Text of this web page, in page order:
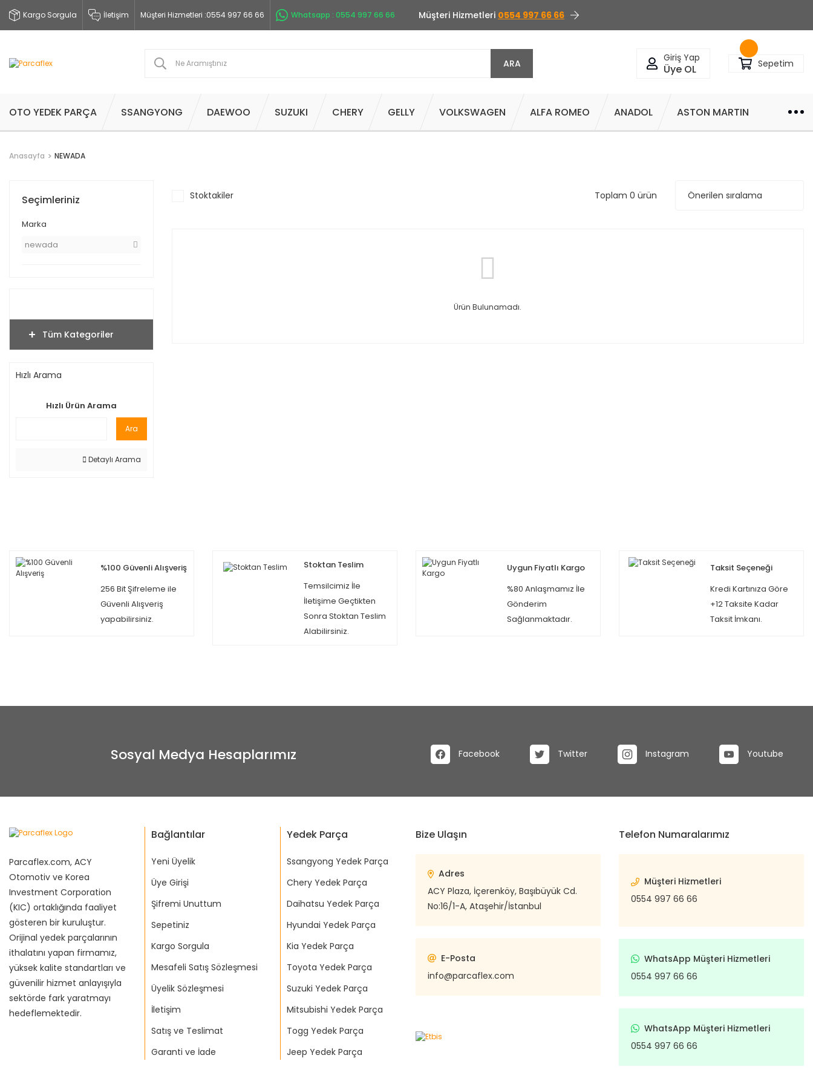
Kargo Sorgula İletişim Müşteri Hizmetleri :0554 997 66 66 Whatsapp : 0554 997 66 66 Müşteri Hizmetleri 0554 997 66 66
ARA Giriş Yap
Üye OL Sepetim
OTO YEDEK PARÇA SSANGYONG DAEWOO SUZUKI CHERY GELLY VOLKSWAGEN ALFA ROMEO ANADOL ASTON MARTIN
Anasayfa NEWADA
Seçimleriniz
Marka
newada
Tüm Kategoriler
Hızlı Arama
Hızlı Ürün Arama
Ara
Detaylı Arama
Stoktakiler Toplam 0 ürün
Ürün Bulunamadı.
%100 Güvenli Alışveriş
256 Bit Şifreleme ile
Güvenli Alışveriş
yapabilirsiniz.
Stoktan Teslim
Temsilcimiz İle
İletişime Geçtikten
Sonra Stoktan Teslim
Alabilirsiniz.
Uygun Fiyatlı Kargo
%80 Anlaşmamız İle
Gönderim
Sağlanmaktadır.
Taksit Seçeneği
Kredi Kartınıza Göre
+12 Taksite Kadar
Taksit İmkanı.
Sosyal Medya Hesaplarımız Facebook Twitter Instagram Youtube
Parcaflex.com, ACY
Otomotiv ve Korea
Investment Corporation
(KIC) ortaklığında faaliyet
gösteren bir kuruluştur.
Orijinal yedek parçalarının
ithalatını yapan firmamız,
yüksek kalite standartları ve
güvenilir hizmet anlayışıyla
sektörde fark yaratmayı
hedeflemektedir.
Bağlantılar
Yeni Üyelik
Üye Girişi
Şifremi Unuttum
Sepetiniz
Kargo Sorgula
Mesafeli Satış Sözleşmesi
Üyelik Sözleşmesi
İletişim
Satış ve Teslimat
Garanti ve İade
Yedek Parça
Ssangyong Yedek Parça
Chery Yedek Parça
Daihatsu Yedek Parça
Hyundai Yedek Parça
Kia Yedek Parça
Toyota Yedek Parça
Suzuki Yedek Parça
Mitsubishi Yedek Parça
Togg Yedek Parça
Jeep Yedek Parça
Bize Ulaşın
Adres
ACY Plaza, İçerenköy, Başıbüyük Cd.
No:16/1-A, Ataşehir/İstanbul
E-Posta
info@parcaflex.com
Telefon Numaralarımız
Müşteri Hizmetleri
0554 997 66 66
WhatsApp Müşteri Hizmetleri
0554 997 66 66
WhatsApp Müşteri Hizmetleri
0554 997 66 66